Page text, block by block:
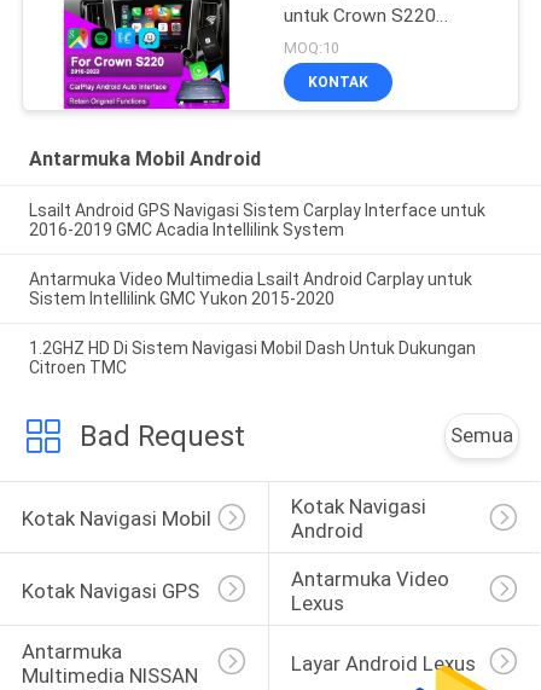
untuk Crown S220
GSW224 2018-2022
Integrasi Pencerminan
Ponsel, Kamera Mundur
MOQ:10
KONTAK
Antarmuka Mobil Android
Lsailt Android GPS Navigasi Sistem Carplay Interface untuk
2016-2019 GMC Acadia Intellilink System
Antarmuka Video Multimedia Lsailt Android Carplay untuk
Sistem Intellilink GMC Yukon 2015-2020
1.2GHZ HD Di Sistem Navigasi Mobil Dash Untuk Dukungan
Citroen TMC
Bad Request Semua
Kotak Navigasi Mobil
Kotak Navigasi
Android
Kotak Navigasi GPS
Antarmuka Video
Lexus
Antarmuka
Multimedia NISSAN
Layar Android Lexus